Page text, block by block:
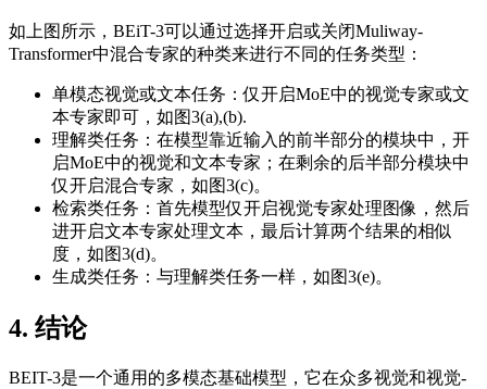
如上图所示，BEiT-3可以通过选择开启或关闭Muliway-
Transformer中混合专家的种类来进行不同的任务类型：
单模态视觉或文本任务：仅开启MoE中的视觉专家或文
本专家即可，如图3(a),(b).
理解类任务：在模型靠近输入的前半部分的模块中，开
启MoE中的视觉和文本专家；在剩余的后半部分模块中
仅开启混合专家，如图3(c)。
检索类任务：首先模型仅开启视觉专家处理图像，然后
进开启文本专家处理文本，最后计算两个结果的相似
度，如图3(d)。
生成类任务：与理解类任务一样，如图3(e)。
4. 结论
BEIT-3是一个通用的多模态基础模型，它在众多视觉和视觉-